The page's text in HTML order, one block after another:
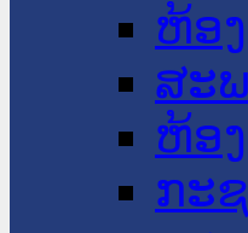
ຫ້ອ
ສະ
ຫ້ອ
ກະ